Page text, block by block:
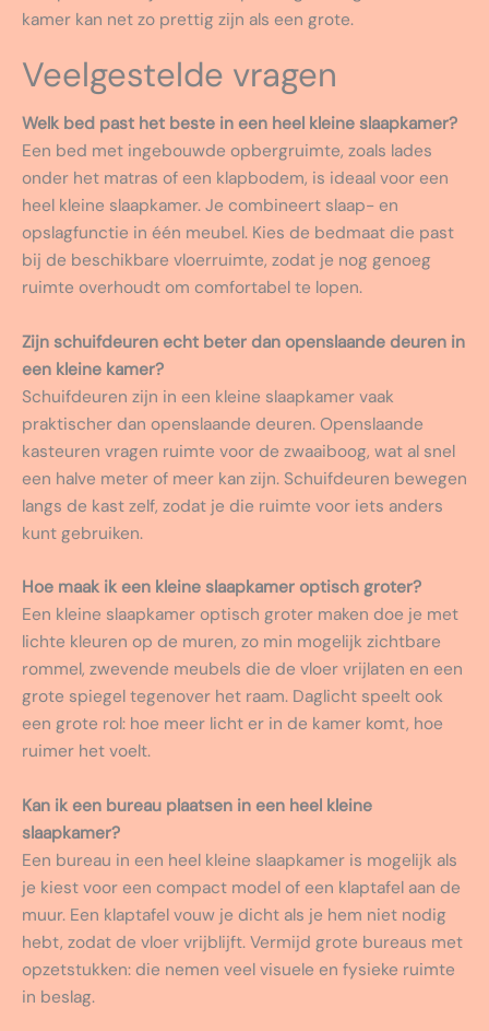
kamer kan net zo prettig zijn als een grote.
Veelgestelde vragen
Welk bed past het beste in een heel kleine slaapkamer?
Een bed met ingebouwde opbergruimte, zoals lades
onder het matras of een klapbodem, is ideaal voor een
heel kleine slaapkamer. Je combineert slaap- en
opslagfunctie in één meubel. Kies de bedmaat die past
bij de beschikbare vloerruimte, zodat je nog genoeg
ruimte overhoudt om comfortabel te lopen.
Zijn schuifdeuren echt beter dan openslaande deuren in
een kleine kamer?
Schuifdeuren zijn in een kleine slaapkamer vaak
praktischer dan openslaande deuren. Openslaande
kasteuren vragen ruimte voor de zwaaiboog, wat al snel
een halve meter of meer kan zijn. Schuifdeuren bewegen
langs de kast zelf, zodat je die ruimte voor iets anders
kunt gebruiken.
Hoe maak ik een kleine slaapkamer optisch groter?
Een kleine slaapkamer optisch groter maken doe je met
lichte kleuren op de muren, zo min mogelijk zichtbare
rommel, zwevende meubels die de vloer vrijlaten en een
grote spiegel tegenover het raam. Daglicht speelt ook
een grote rol: hoe meer licht er in de kamer komt, hoe
ruimer het voelt.
Kan ik een bureau plaatsen in een heel kleine
slaapkamer?
Een bureau in een heel kleine slaapkamer is mogelijk als
je kiest voor een compact model of een klaptafel aan de
muur. Een klaptafel vouw je dicht als je hem niet nodig
hebt, zodat de vloer vrijblijft. Vermijd grote bureaus met
opzetstukken: die nemen veel visuele en fysieke ruimte
in beslag.